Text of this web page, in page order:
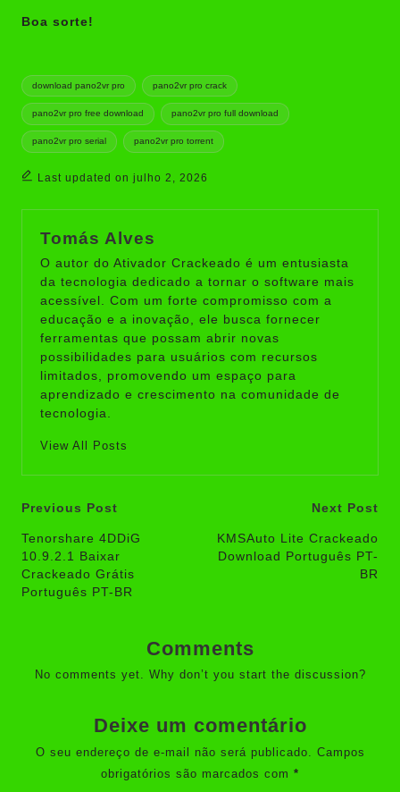
Boa sorte!
Tags:
download pano2vr pro pano2vr pro crack
pano2vr pro free download pano2vr pro full download
pano2vr pro serial pano2vr pro torrent
Last updated on julho 2, 2026
Tomás Alves
O autor do Ativador Crackeado é um entusiasta
da tecnologia dedicado a tornar o software mais
acessível. Com um forte compromisso com a
educação e a inovação, ele busca fornecer
ferramentas que possam abrir novas
possibilidades para usuários com recursos
limitados, promovendo um espaço para
aprendizado e crescimento na comunidade de
tecnologia.
View All Posts
Post
navigation
Previous Post
Tenorshare 4DDiG
10.9.2.1 Baixar
Crackeado Grátis
Português PT-BR
Next Post
KMSAuto Lite Crackeado
Download Português PT-
BR
Comments
No comments yet. Why don’t you start the discussion?
Deixe um comentário
O seu endereço de e-mail não será publicado. Campos
obrigatórios são marcados com *